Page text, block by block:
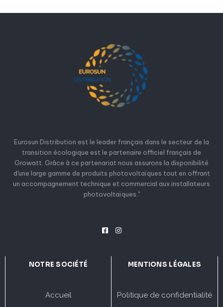
Eurosun Distribution est le leader français dans le secteur de la
transition écologique est le partenaire officiel français de
Growatt. Grâce à ce partenariat nous assurons la disponibilité
d'une large gamme de produits photovoltaïques tout en offrant
un accompagnement technique et commercial aux installateurs
photovoltaïques."
NOTRE SOCIÉTÉ
Accueil
MENTIONS LÉGALES
Politique de confidentialité